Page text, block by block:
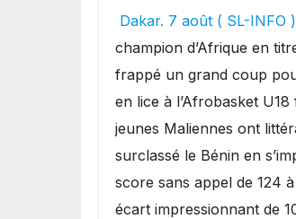
festival offensif
une lourde
Bénin.
Dakar. 7 août ( SL-INFO
champion d’Afrique en
frappé un grand coup
en lice à l’Afrobasket U18
jeunes Maliennes ont
surclassé le Bénin en
score sans appel de 124
écart impressionnant de